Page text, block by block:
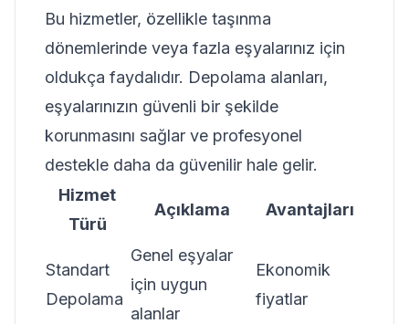
Bu hizmetler, özellikle taşınma
dönemlerinde veya fazla eşyalarınız için
oldukça faydalıdır. Depolama alanları,
eşyalarınızın güvenli bir şekilde
korunmasını sağlar ve profesyonel
destekle daha da güvenilir hale gelir.
Hizmet
Türü
Açıklama Avantajları
Standart
Depolama
Genel eşyalar
için uygun
alanlar
Ekonomik
fiyatlar